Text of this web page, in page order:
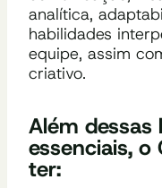
analítica,
habilidades
equipe, assim
criativo.
Além dessas
essenciais, o
ter: